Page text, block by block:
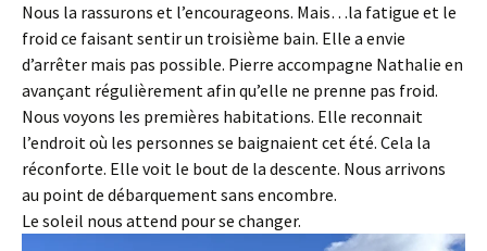
Nous la rassurons et l’encourageons. Mais…la fatigue et le
froid ce faisant sentir un troisième bain. Elle a envie
d’arrêter mais pas possible. Pierre accompagne Nathalie en
avançant régulièrement afin qu’elle ne prenne pas froid.
Nous voyons les premières habitations. Elle reconnait
l’endroit où les personnes se baignaient cet été. Cela la
réconforte. Elle voit le bout de la descente. Nous arrivons
au point de débarquement sans encombre.
Le soleil nous attend pour se changer.